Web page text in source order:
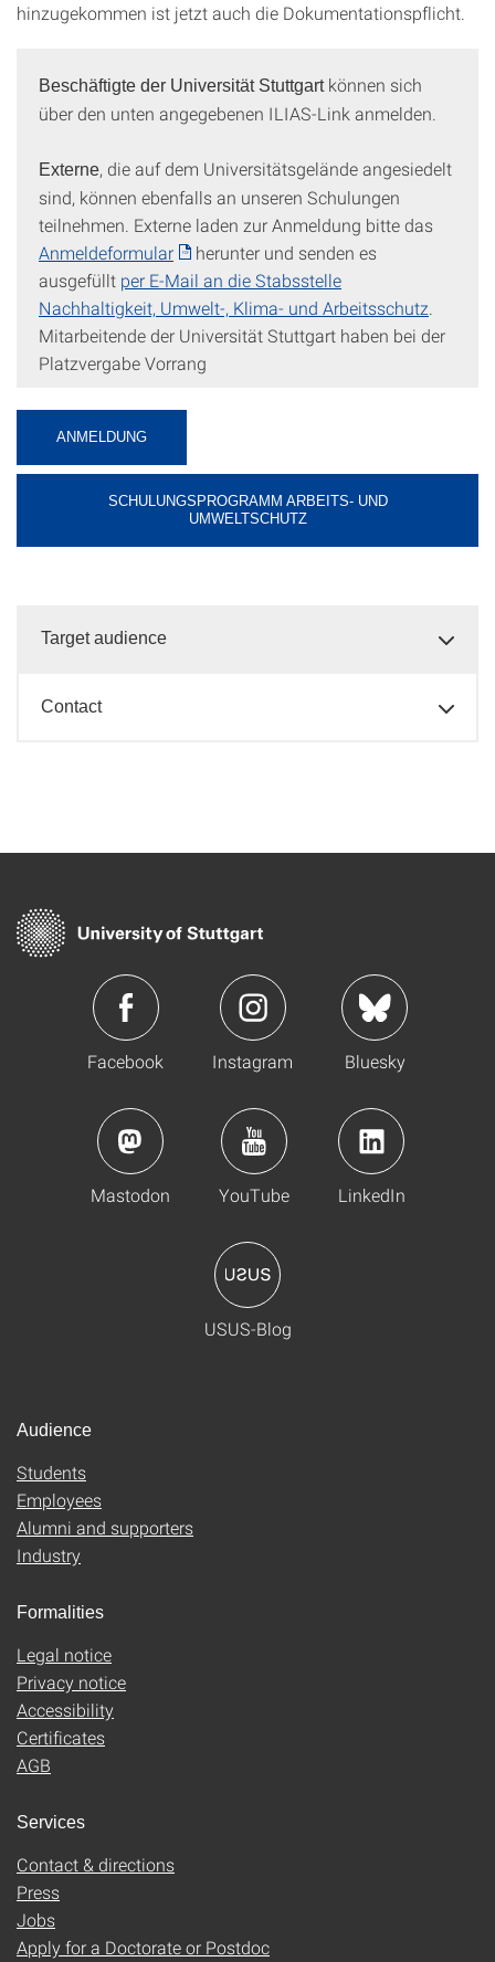
hinzugekommen ist jetzt auch die Dokumentationspflicht.
Beschäftigte der Universität Stuttgartkönnen sich
über den unten angegebenen ILIAS-Link anmelden.
Externe, die auf dem Universitätsgelände angesiedelt
sind, können ebenfalls an unseren Schulungen
teilnehmen. Externe laden zur Anmeldung bitte das
Anmeldeformular
herunter und senden es
ausgefüllt per E-Mail an die Stabsstelle
Nachhaltigkeit, Umwelt-, Klima- und Arbeitsschutz
Mitarbeitende der Universität Stuttgart haben bei der
Platzvergabe Vorrang
ANMELDUNG
SCHULUNGSPROGRAMM ARBEITS- UND
UMWELTSCHUTZ
Target audience
Contact
Facebook Instagram Bluesky
Mastodon YouTube LinkedIn
USUS-Blog
Audience
Students
Employees
Alumni and supporters
Industry
Formalities
Legal notice
Privacy notice
Accessibility
Certificates
AGB
Services
Contact & directions
Press
Jobs
Apply for a Doctorate or Postdoc